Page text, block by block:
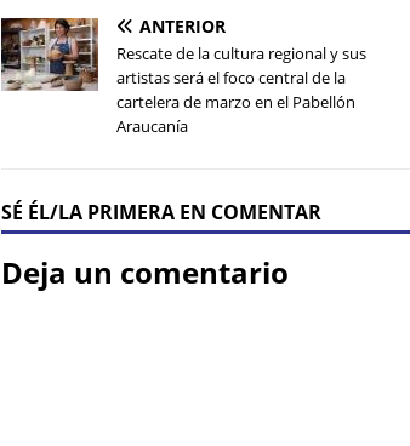
ANTERIOR
Rescate de la cultura regional y sus
artistas será el foco central de la
cartelera de marzo en el Pabellón
Araucanía
SÉ ÉL/LA PRIMERA EN COMENTAR
Deja un comentario